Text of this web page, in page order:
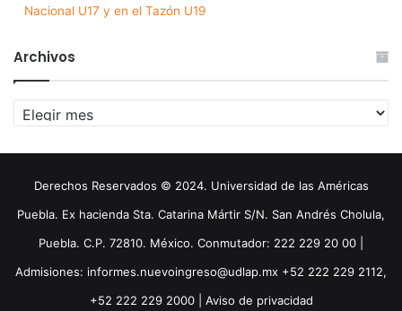
Nacional U17 y en el Tazón U19
Archivos
Archivos
Derechos Reservados © 2024. Universidad de las Américas
Puebla. Ex hacienda Sta. Catarina Mártir S/N. San Andrés Cholula,
Puebla. C.P. 72810. México. Conmutador: 222 229 20 00 |
Admisiones: informes.nuevoingreso@udlap.mx +52 222 229 2112,
+52 222 229 2000 | Aviso de privacidad